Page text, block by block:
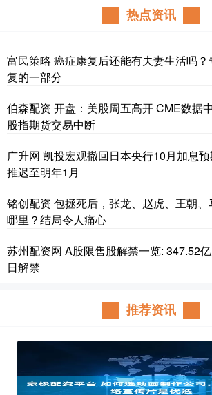
热点资讯
富民策略 癌症康复后还能有夫妻生活吗
复的一部分
伯森配资 开盘：美股周五高开 CME数据
股指期货交易中断
广升网 凯投宏观撤回日本央行10月加息
推迟至明年1月
铭创配资 包拯死后，张龙、赵虎、王朝
哪里？结局令人痛心
苏州配资网 A股限售股解禁一览: 347.52
日解禁
推荐资讯